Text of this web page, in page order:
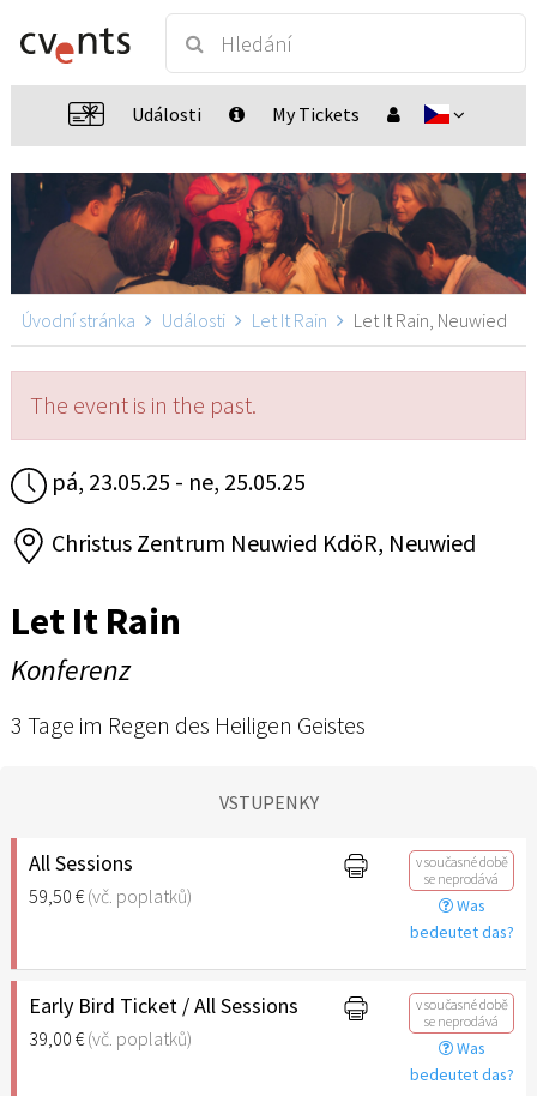
Události My Tickets
Úvodní stránka Události Let It Rain Let It Rain, Neuwied
The event is in the past.
pá, 23.05.25 - ne, 25.05.25
Christus Zentrum Neuwied KdöR, Neuwied
Let It Rain
Konferenz
3 Tage im Regen des Heiligen Geistes
VSTUPENKY
All Sessions
59,50 €(vč. poplatků)
v současné době
se neprodává
Was
bedeutet das?
Early Bird Ticket / All Sessions
39,00 €(vč. poplatků)
v současné době
se neprodává
Was
bedeutet das?